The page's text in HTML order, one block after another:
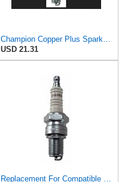
USD 21.31